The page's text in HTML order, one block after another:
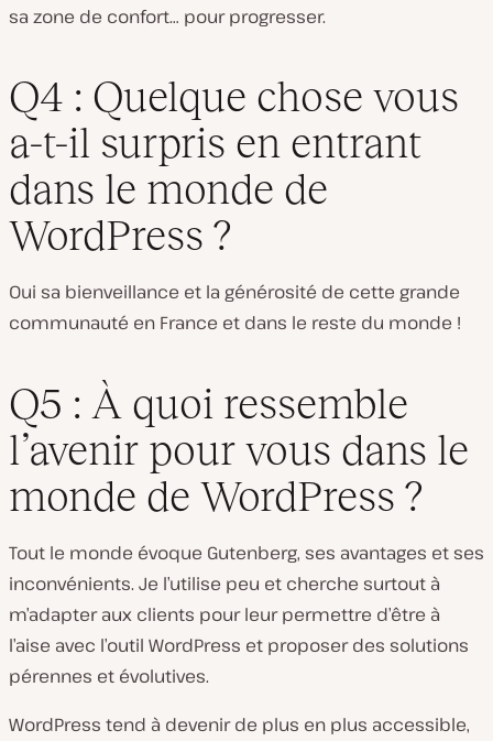
sa zone de confort… pour progresser.
Q4 : Quelque chose vous
a-t-il surpris en entrant
dans le monde de
WordPress ?
Oui sa bienveillance et la générosité de cette grande
communauté en France et dans le reste du monde !
Q5 : À quoi ressemble
l’avenir pour vous dans le
monde de WordPress ?
Tout le monde évoque Gutenberg, ses avantages et ses
inconvénients. Je l’utilise peu et cherche surtout à
m’adapter aux clients pour leur permettre d’être à
l’aise avec l’outil WordPress et proposer des solutions
pérennes et évolutives.
WordPress tend à devenir de plus en plus accessible,